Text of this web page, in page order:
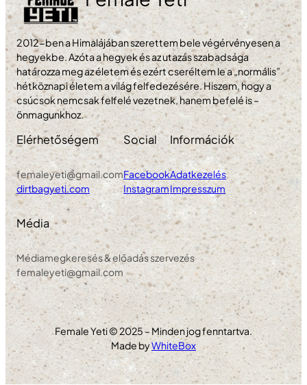
2012-ben a Himalájában szerettem bele végérvényesen a
hegyekbe. Azóta a hegyek és az utazás szabadsága
határozza meg az életem és ezért cseréltem le a „normális”
hétköznapi életem a világ felfedezésére. Hiszem, hogy a
csúcsok nemcsak felfelé vezetnek, hanem befelé is –
önmagunkhoz.
Elérhetőségem
femaleyeti@gmail.com
dirtbagyeti.com
Social
Facebook
Instagram
Információk
Adatkezelés
Impresszum
Média
Médiamegkeresés & előadás szervezés
femaleyeti@gmail.com
Female Yeti © 2025 – Minden jog fenntartva.
Made byWhiteBox